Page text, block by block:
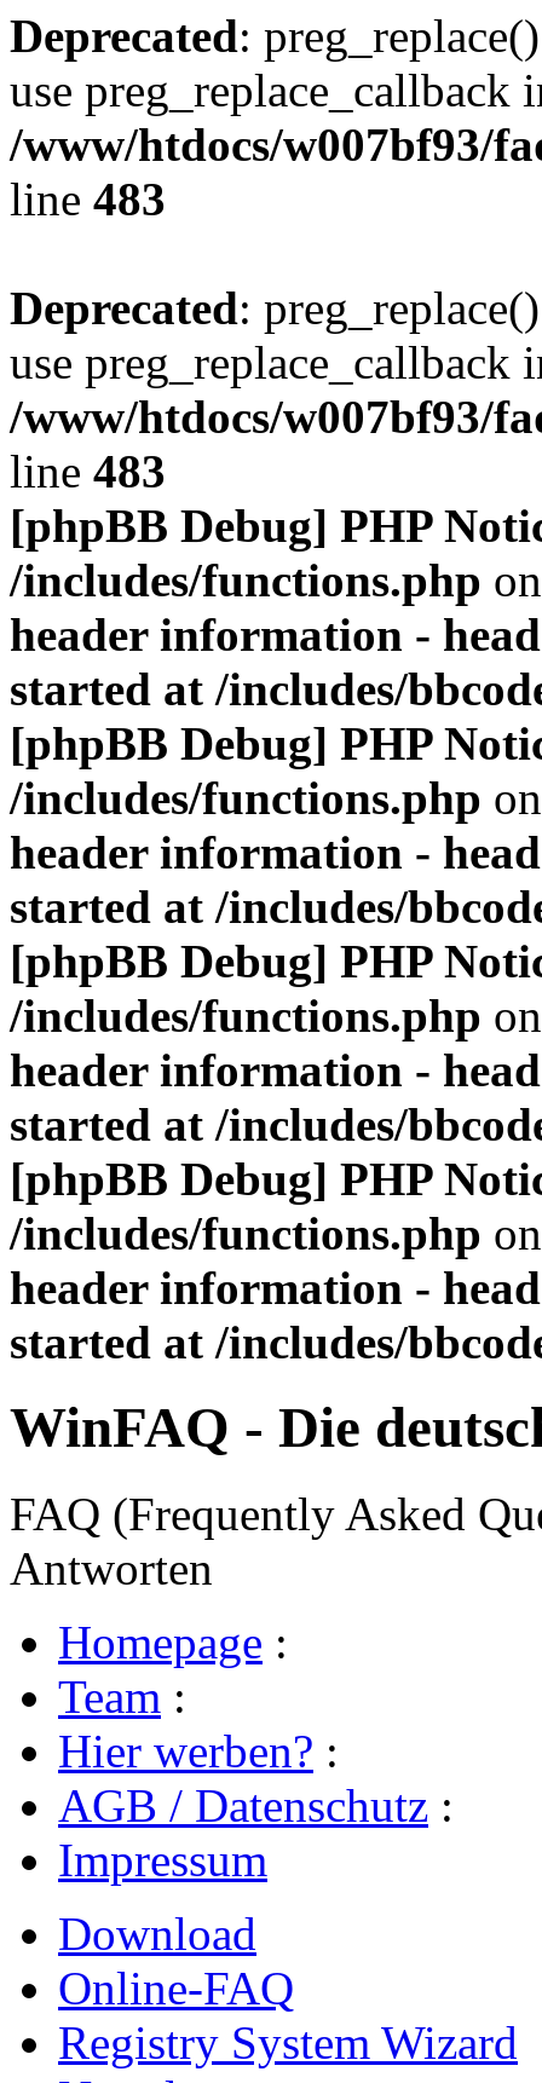
Deprecated:
use preg_replace_callback
/www/htdocs/w007bf93/
line 483
Deprecated:
use preg_replace_callback
/www/htdocs/w007bf93/
line 483
[phpBB Debug] PHP
/includes/functions.php
header information -
started at /includes/
[phpBB Debug] PHP
/includes/functions.php
header information -
started at /includes/
[phpBB Debug] PHP
/includes/functions.php
header information -
started at /includes/
[phpBB Debug] PHP
/includes/functions.php
header information -
started at /includes/
WinFAQ - Die
FAQ (Frequently Asked
Antworten
Homepage :
Team :
Hier werben? :
AGB / Datenschutz :
Impressum
Download
Online-FAQ
Registry System Wizard